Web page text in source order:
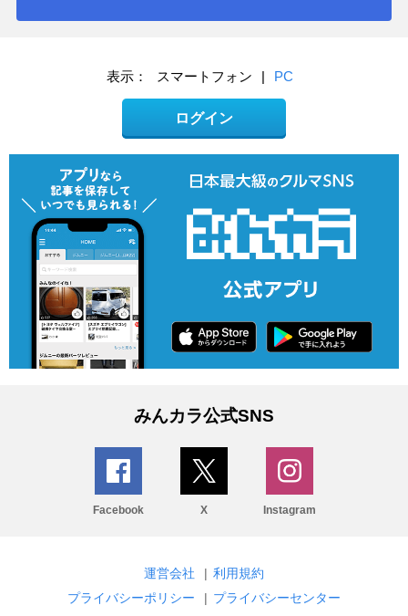
表示： スマートフォン | PC
ログイン
みんカラ公式SNS
Facebook X Instagram
運営会社 | 利用規約
プライバシーポリシー
| プライバシーセンター